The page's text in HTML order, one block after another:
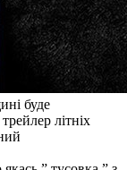
буде
літніх